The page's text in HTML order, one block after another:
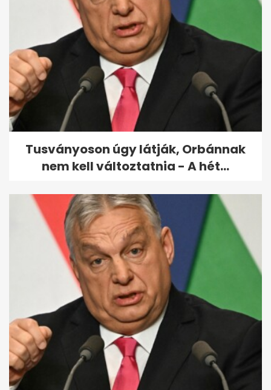
Lemondott pártelnöki
tisztségéről a román
miniszterelnök
Tusványoson úgy látják, Orbánnak
nem kell változtatnia - A hét...